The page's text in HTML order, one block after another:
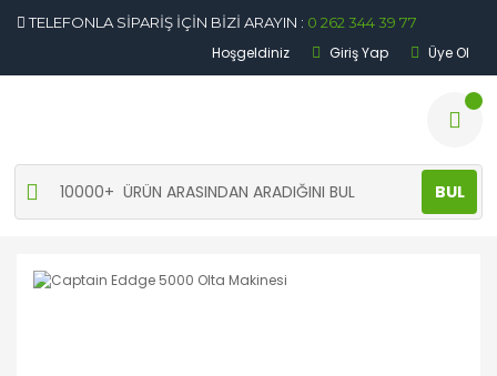
TELEFONLA SİPARİŞ İÇİN BİZİ ARAYIN : 0 262 344 39 77
Hoşgeldiniz Giriş Yap Üye Ol
BUL